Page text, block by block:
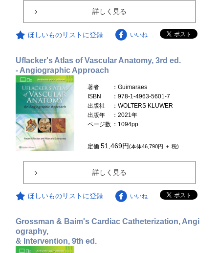
詳しく見る
ほしいものリストに登録 いいね
Uflacker's Atlas of Vascular Anatomy, 3rd ed.
- Angiographic Approach
著者
：Guimaraes
ISBN
：978-1-4963-5601-7
出版社
：WOLTERS KLUWER
出版年
：2021年
ページ数 ：1094pp.
定価51,469円(本体46,790円 ＋ 税)
詳しく見る
ほしいものリストに登録 いいね
Grossman & Baim's Cardiac Catheterization, Angi
ography,
& Intervention, 9th ed.